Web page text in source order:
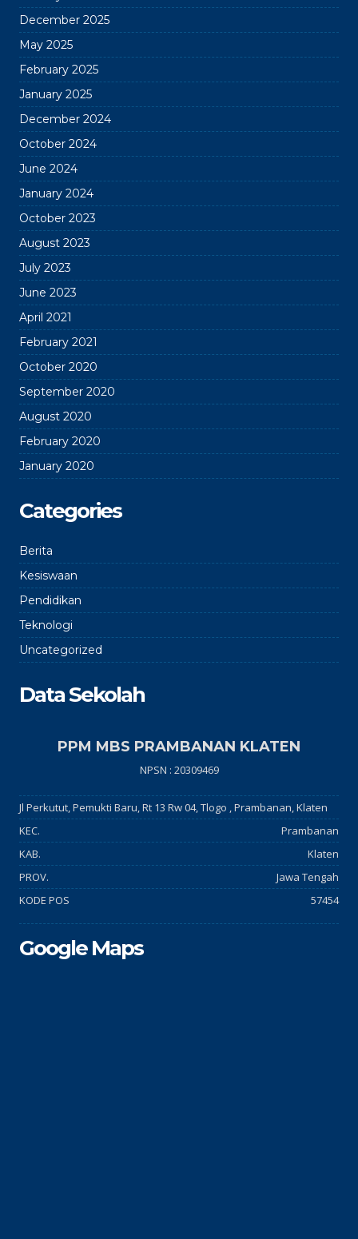
December 2025
May 2025
February 2025
January 2025
December 2024
October 2024
June 2024
January 2024
October 2023
August 2023
July 2023
June 2023
April 2021
February 2021
October 2020
September 2020
August 2020
February 2020
January 2020
Categories
Berita
Kesiswaan
Pendidikan
Teknologi
Uncategorized
Data Sekolah
PPM MBS PRAMBANAN KLATEN
NPSN : 20309469
Jl Perkutut, Pemukti Baru, Rt 13 Rw 04, Tlogo , Prambanan, Klaten
KEC.
Prambanan
KAB.
Klaten
PROV.
Jawa Tengah
KODE POS
57454
Google Maps